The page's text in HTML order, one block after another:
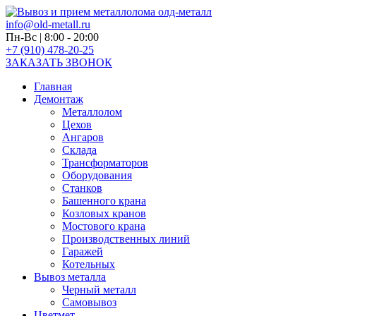
info@old-metall.ru
Пн-Вс | 8:00 - 20:00
+7 (910) 478-20-25
ЗАКАЗАТЬ ЗВОНОК
Главная
Демонтаж
Металлолом
Цехов
Ангаров
Склада
Трансформаторов
Оборудования
Станков
Башенного крана
Козловых кранов
Мостового крана
Производственных линий
Гаражей
Котельных
Вывоз металла
Черный металл
Самовывоз